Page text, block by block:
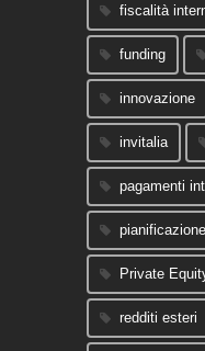
fiscalità
funding
innovazione
invitalia
pagamenti
Private
redditi esteri